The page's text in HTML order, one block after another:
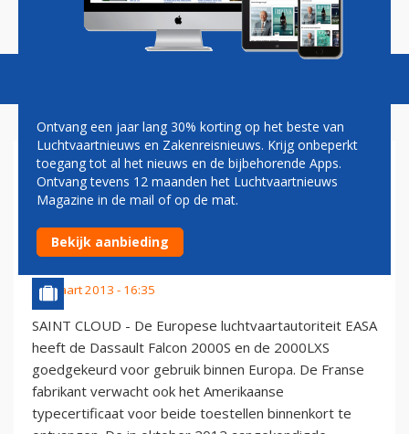
Magazine Podcasts Vacatures
EASA KEURT TWEE
ZAKENJETS DASSAULT GOED
VOOR GEBRUIK
23 maart 2013 - 16:35
SAINT CLOUD - De Europese luchtvaartautoriteit EASA
heeft de Dassault Falcon 2000S en de 2000LXS
goedgekeurd voor gebruik binnen Europa. De Franse
fabrikant verwacht ook het Amerikaanse
typecertificaat voor beide toestellen binnenkort te
Ontvang een jaar lang 30% korting op het beste van
Luchtvaartnieuws en Zakenreisnieuws. Krijg onbeperkt
toegang tot al het nieuws en de bijbehorende Apps.
Ontvang tevens 12 maanden het Luchtvaartnieuws
Magazine in de mail of op de mat.
Bekijk aanbieding